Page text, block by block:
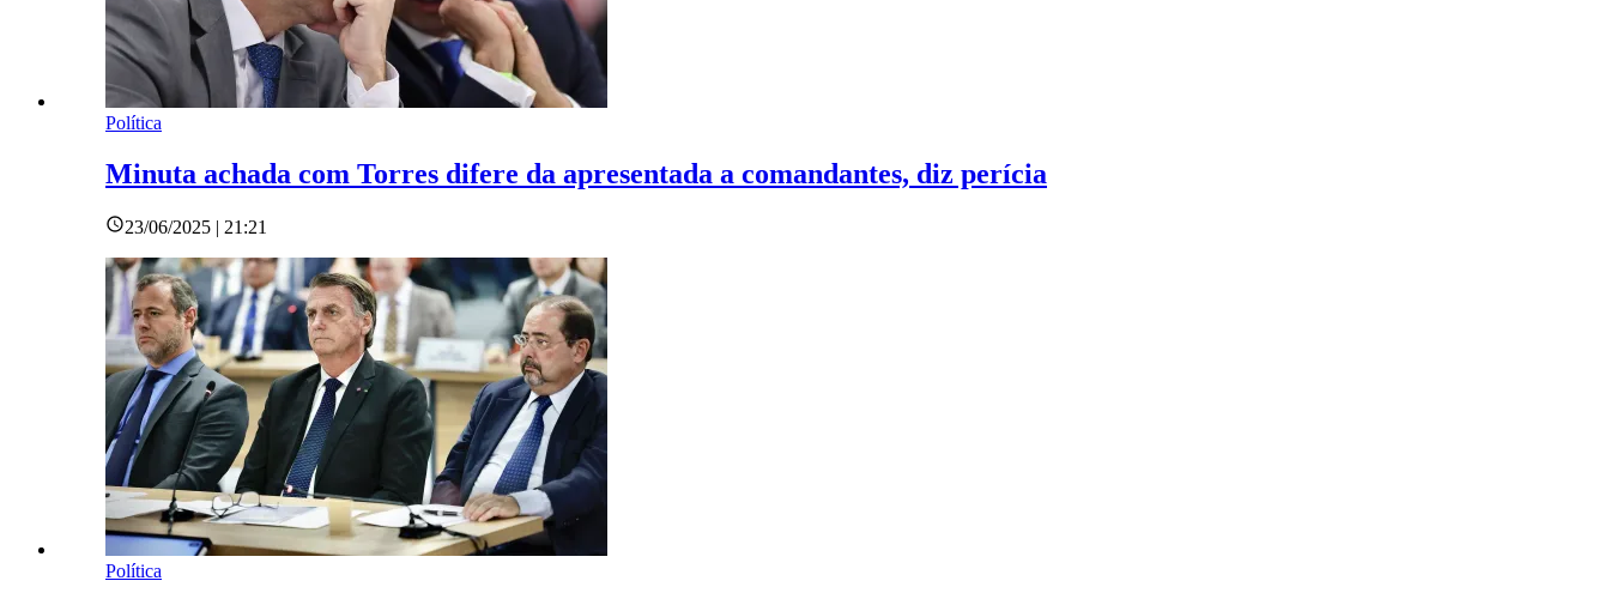
Política
Minuta achada com Torres difere da apresentada a comandantes, diz perícia
23/06/2025 | 21:21
Política